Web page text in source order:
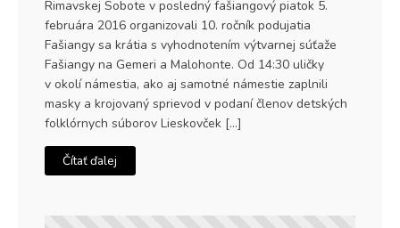
Rimavskej Sobote v posledný fašiangový piatok 5.
februára 2016 organizovali 10. ročník podujatia
Fašiangy sa krátia s vyhodnotením výtvarnej súťaže
Fašiangy na Gemeri a Malohonte. Od 14:30 uličky
v okolí námestia, ako aj samotné námestie zaplnili
masky a krojovaný sprievod v podaní členov detských
folklórnych súborov Lieskovček […]
Čítať ďalej